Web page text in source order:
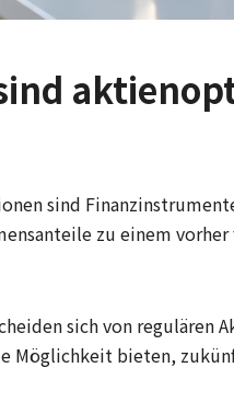
sind
zu einem
sich von regulären
Möglichkeit bieten,